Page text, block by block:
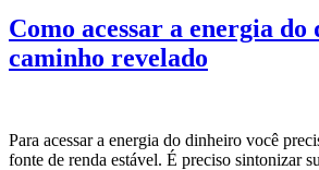
Como acessar a energia
caminho revelado
Para acessar a energia do dinheiro você
fonte de renda estável. É preciso sintonizar